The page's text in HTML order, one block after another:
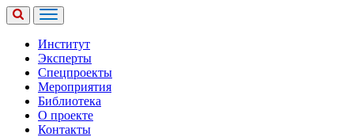
Институт
Эксперты
Спецпроекты
Мероприятия
Библиотека
О проекте
Контакты